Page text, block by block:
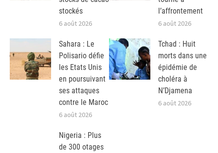
stockés
6 août 2026
l’affrontement
6 août 2026
Sahara : Le
Polisario défie
les Etats Unis
en poursuivant
ses attaques
contre le Maroc
6 août 2026
Tchad : Huit
morts dans une
épidémie de
choléra à
N’Djamena
6 août 2026
Nigeria : Plus
de 300 otages